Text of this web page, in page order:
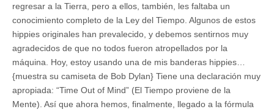
regresar a la Tierra, pero a ellos, también, les faltaba un
conocimiento completo de la Ley del Tiempo. Algunos de estos
hippies originales han prevalecido, y debemos sentirnos muy
agradecidos de que no todos fueron atropellados por la
máquina. Hoy, estoy usando una de mis banderas hippies…
{muestra su camiseta de Bob Dylan} Tiene una declaración muy
apropiada: “Time Out of Mind” (El Tiempo proviene de la
Mente). Así que ahora hemos, finalmente, llegado a la fórmula